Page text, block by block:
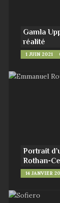
Gamla
réalité
1 JUIN 2021
Portrait
Rothan-
14 JANVIER